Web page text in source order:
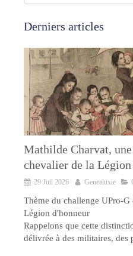
Derniers articles
Mathilde Charvat, une
chevalier de la
29 Juil 2026 Genealuxie
Thème du challenge UPro-
Légion d'honneur
Rappelons que cette
délivrée à des militaires, des